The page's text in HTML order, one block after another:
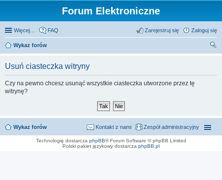
Forum Elektroniczne
Więcej… FAQ Zaloguj się
Zarejestruj się
Wykaz forów
Usuń ciasteczka witryny
Czy na pewno chcesz usunąć wszystkie ciasteczka utworzone przez tę
witrynę?
Wykaz forów Zespół administracyjny
Kontakt z nami
Technologię dostarcza phpBB® Forum Software © phpBB Limited
Polski pakiet językowy dostarcza phpBB.pl